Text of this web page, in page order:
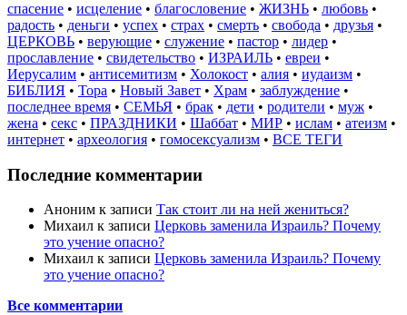
спасение • исцеление • благословение • ЖИЗНЬ • любовь •
радость • деньги • успех • страх • смерть • свобода • друзья •
ЦЕРКОВЬ • верующие • служение • пастор • лидер •
прославление • свидетельство • ИЗРАИЛЬ • евреи •
Иерусалим • антисемитизм • Холокост • алия • иудаизм •
БИБЛИЯ • Тора • Новый Завет • Храм • заблуждение •
последнее время • СЕМЬЯ • брак • дети • родители • муж •
жена • секс • ПРАЗДНИКИ • Шаббат • МИР • ислам • атеизм •
интернет • археология • гомосексуализм • ВСЕ ТЕГИ
Последние комментарии
Аноним к записи Так стоит ли на ней жениться?
Михаил к записи Церковь заменила Израиль? Почему
это учение опасно?
Михаил к записи Церковь заменила Израиль? Почему
это учение опасно?
Все комментарии